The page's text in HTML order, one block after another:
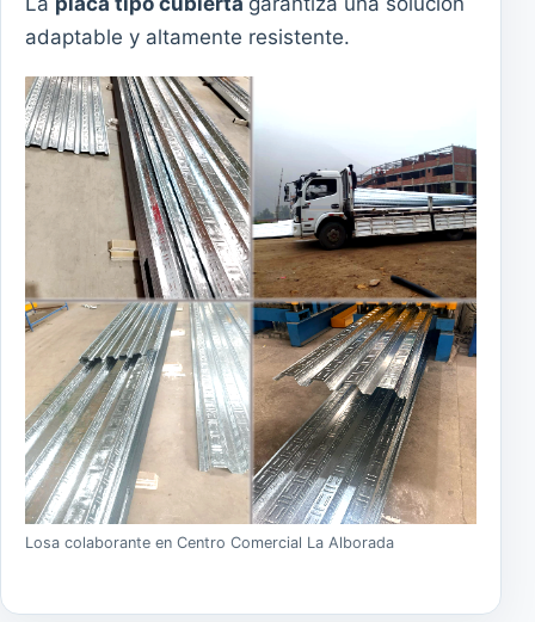
adaptable y altamente resistente.
Losa colaborante en Centro Comercial La Alborada